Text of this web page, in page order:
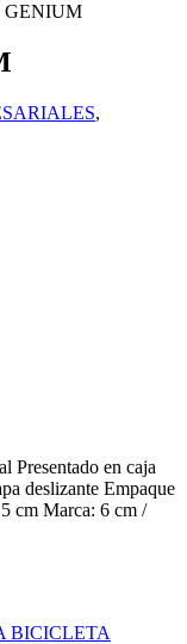
GENIUM
,
Presentado en caja
deslizante Empaque
cm Marca: 6 cm /